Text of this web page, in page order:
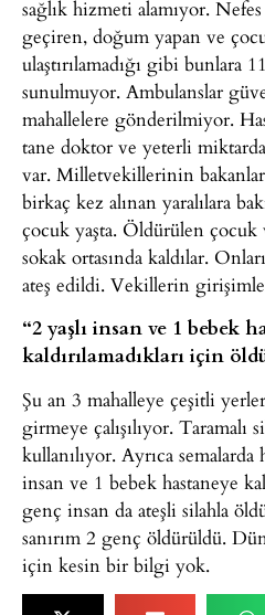
sağlık hizmeti alamıyor.
geçiren, doğum yapan ve
ulaştırılamadığı gibi bunlara
sunulmuyor. Ambulanslar
mahallelere gönderilmiyor.
tane doktor ve yeterli
var. Milletvekillerinin
birkaç kez alınan yaralılara
çocuk yaşta. Öldürülen
sokak ortasında kaldılar.
ateş edildi. Vekillerin
“2 yaşlı insan ve 1 bebek
kaldırılamadıkları için
Şu an 3 mahalleye çeşitli
girmeye çalışılıyor. Taramalı
kullanılıyor. Ayrıca
insan ve 1 bebek hastaneye
genç insan da ateşli silahla
sanırım 2 genç öldürüldü.
için kesin bir bilgi yok.